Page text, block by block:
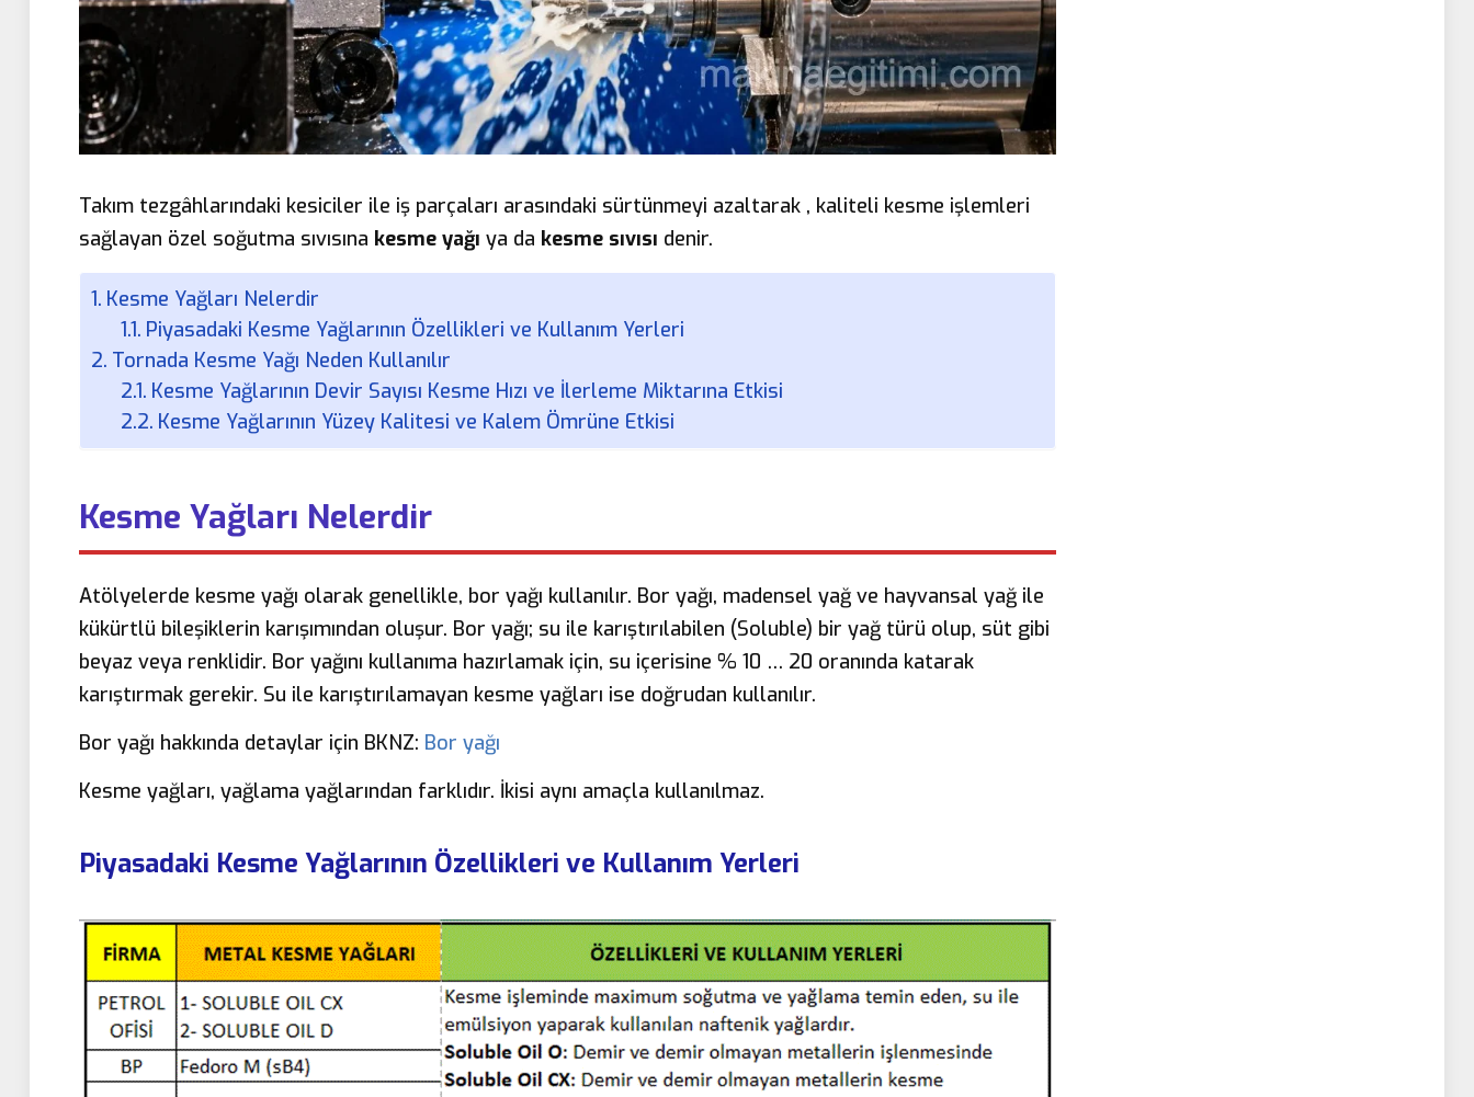
Takım tezgâhlarındaki kesiciler ile iş parçaları arasındaki sürtünmeyi azaltarak , kaliteli kesme işlemleri
sağlayan özel soğutma sıvısına kesme yağı ya da kesme sıvısı denir.
Kesme Yağları Nelerdir
Piyasadaki Kesme Yağlarının Özellikleri ve Kullanım Yerleri
Tornada Kesme Yağı Neden Kullanılır
Kesme Yağlarının Devir Sayısı Kesme Hızı ve İlerleme Miktarına Etkisi
Kesme Yağlarının Yüzey Kalitesi ve Kalem Ömrüne Etkisi
Kesme Yağları Nelerdir
Atölyelerde kesme yağı olarak genellikle, bor yağı kullanılır. Bor yağı, madensel yağ ve hayvansal yağ ile
kükürtlü bileşiklerin karışımından oluşur. Bor yağı; su ile karıştırılabilen (Soluble) bir yağ türü olup, süt gibi
beyaz veya renklidir. Bor yağını kullanıma hazırlamak için, su içerisine % 10 … 20 oranında katarak
karıştırmak gerekir. Su ile karıştırılamayan kesme yağları ise doğrudan kullanılır.
Bor yağı hakkında detaylar için BKNZ: Bor yağı
Kesme yağları, yağlama yağlarından farklıdır. İkisi aynı amaçla kullanılmaz.
Piyasadaki Kesme Yağlarının Özellikleri ve Kullanım Yerleri